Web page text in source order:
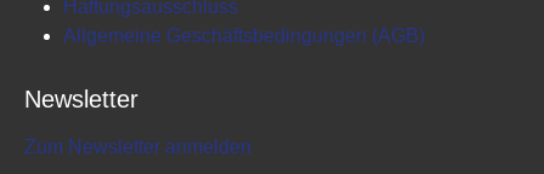
Haftungsausschluss
Allgemeine Geschäftsbedingungen (AGB)
Newsletter
Zum Newsletter anmelden